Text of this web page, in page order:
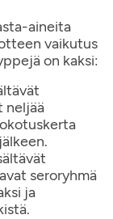
aineita
vaikutus
on kaksi:
neljää
seroryhmä
ja